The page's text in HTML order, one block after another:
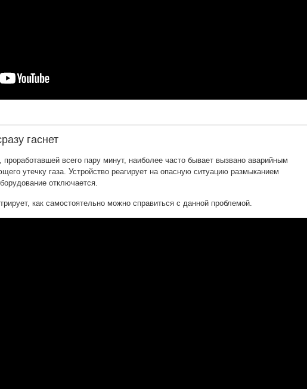
гаснет
проработавшей всего пару минут, наиболее часто бывает вызвано аварийным
утечку газа. Устройство реагирует на опасную ситуацию размыканием
отключается.
как самостоятельно можно справиться с данной проблемой.